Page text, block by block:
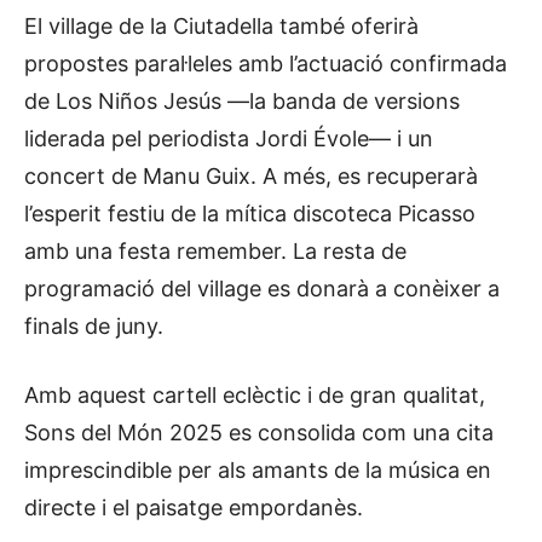
El village de la Ciutadella també oferirà
propostes paral·leles amb l’actuació confirmada
de Los Niños Jesús —la banda de versions
liderada pel periodista Jordi Évole— i un
concert de Manu Guix. A més, es recuperarà
l’esperit festiu de la mítica discoteca Picasso
amb una festa remember. La resta de
programació del village es donarà a conèixer a
finals de juny.
Amb aquest cartell eclèctic i de gran qualitat,
Sons del Món 2025 es consolida com una cita
imprescindible per als amants de la música en
directe i el paisatge empordanès.